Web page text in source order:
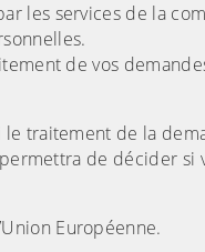
les services de la
de vos
traitement de la
de décider si
Européenne.